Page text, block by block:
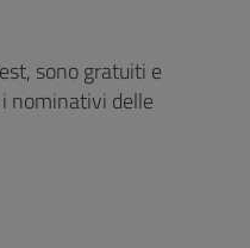
sono gratuiti e
nominativi delle